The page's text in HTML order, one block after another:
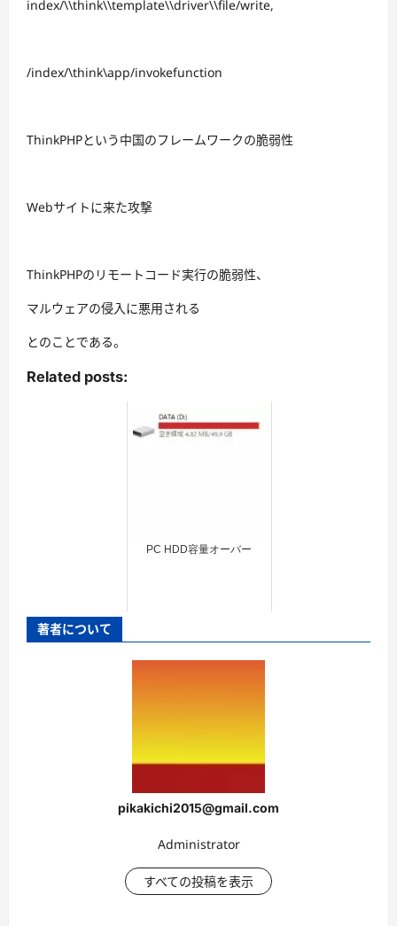
index/\\think\\template\\driver\\file/write,
/index/\think\app/invokefunction
ThinkPHPという中国のフレームワークの脆弱性
Webサイトに来た攻撃
ThinkPHPのリモートコード実行の脆弱性、
マルウェアの侵入に悪用される
とのことである。
Related posts:
PC HDD容量オーバー
著者について
pikakichi2015@gmail.com
Administrator
すべての投稿を表示